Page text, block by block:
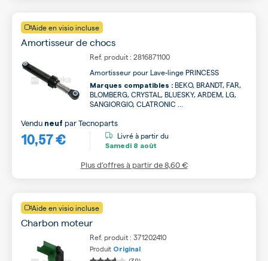
Aide en visio incluse
Amortisseur de chocs
Ref. produit : 2816871100
Amortisseur pour Lave-linge PRINCESS
Marques compatibles : BEKO, BRANDT, FAR,
BLOMBERG, CRYSTAL, BLUESKY, ARDEM, LG,
SANGIORGIO, CLATRONIC ...
10,57 €
Vendu neuf parTecnoparts
Livré à partir du
Samedi 8 août
Plus d’offres à partir de8,60 €
Aide en visio incluse
Charbon moteur
Ref. produit : 371202410
Produit Original